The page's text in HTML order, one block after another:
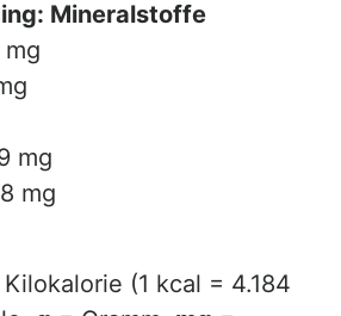
Mineralstoffe
mg
mg
mg
Kilokalorie (1 kcal = 4.184